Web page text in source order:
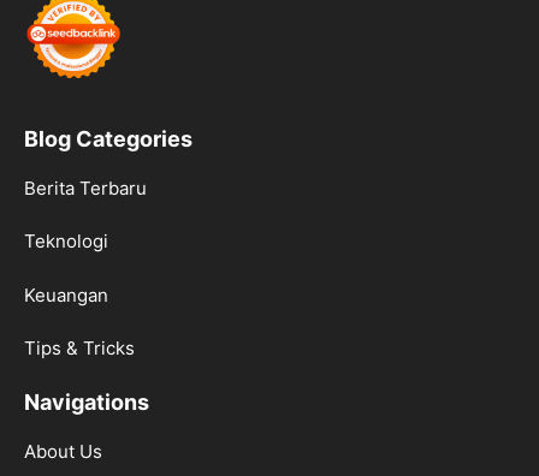
Blog Categories
Berita Terbaru
Teknologi
Keuangan
Tips & Tricks
Navigations
About Us